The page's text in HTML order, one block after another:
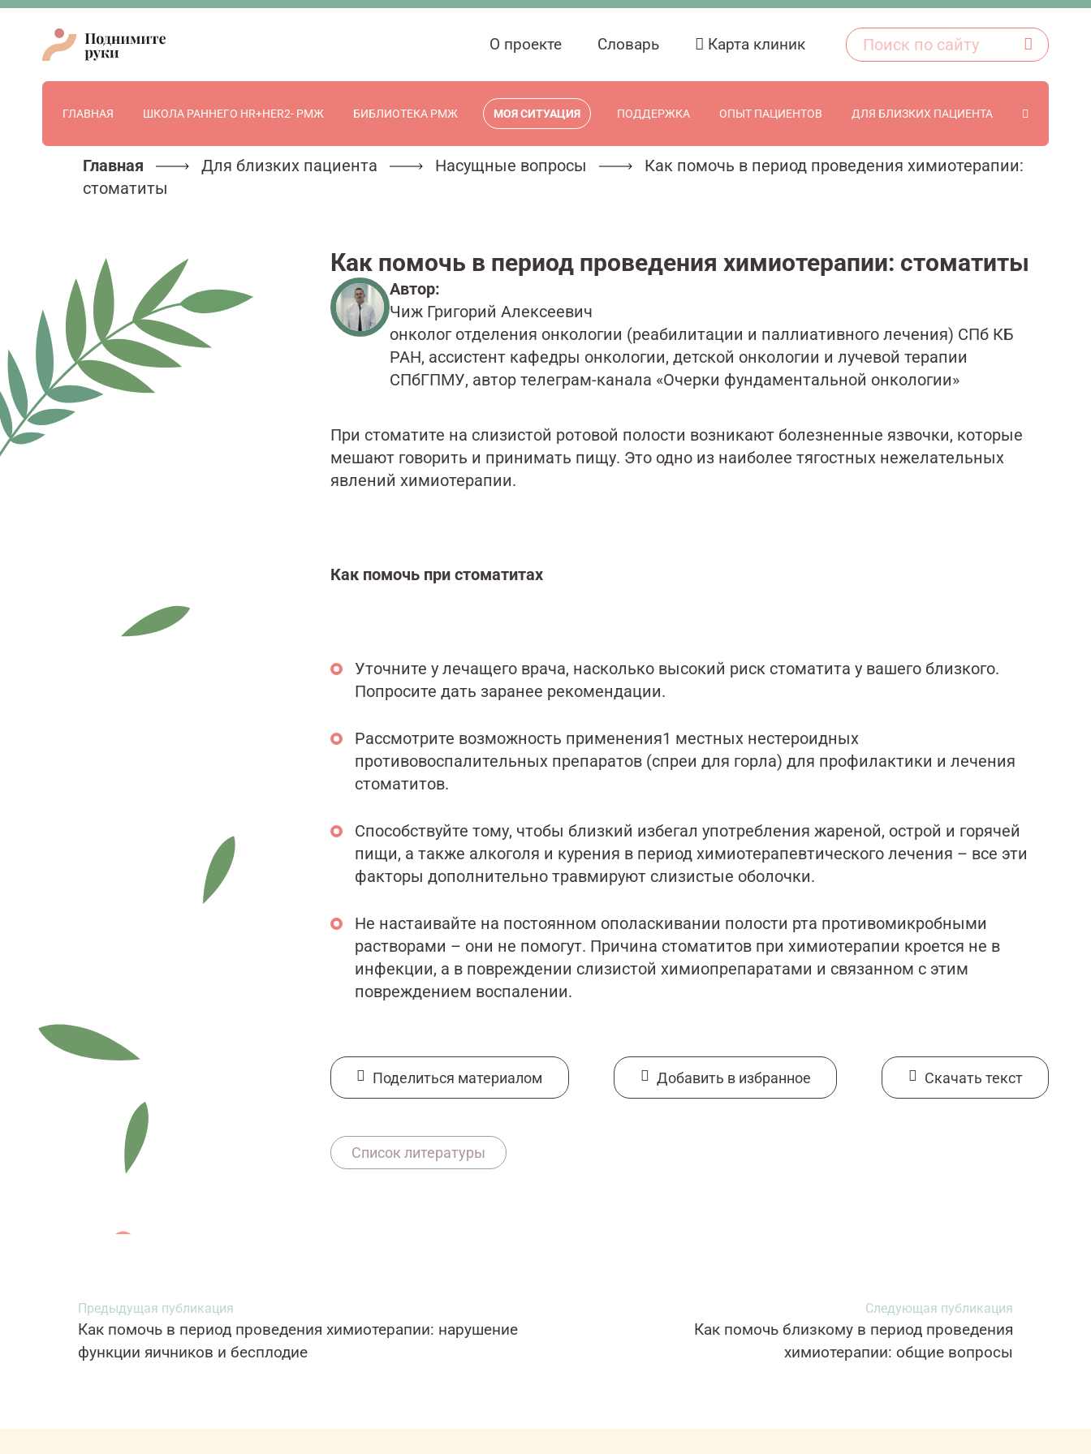
О проекте Словарь Карта клиник
ГЛАВНАЯ ШКОЛА РАННЕГО HR+HER2- РМЖ БИБЛИОТЕКА РМЖ МОЯ СИТУАЦИЯ ПОДДЕРЖКА ОПЫТ ПАЦИЕНТОВ ДЛЯ БЛИЗКИХ ПАЦИЕНТА
Главная Для близких пациента Насущные вопросы
Как помочь в период проведения химиотерапии:
стоматиты
Как помочь в период проведения химиотерапии: стоматиты
Автор:
Чиж Григорий Алексеевич
онколог отделения онкологии (реабилитации и паллиативного лечения) СПб КБ
РАН, ассистент кафедры онкологии, детской онкологии и лучевой терапии
СПбГПМУ, автор телеграм-канала «Очерки фундаментальной онкологии»
При стоматите на слизистой ротовой полости возникают болезненные язвочки, которые
мешают говорить и принимать пищу. Это одно из наиболее тягостных нежелательных
явлений химиотерапии.
Как помочь при стоматитах
Уточните у лечащего врача, насколько высокий риск стоматита у вашего близкого.
Попросите дать заранее рекомендации.
Рассмотрите возможность применения1 местных нестероидных
противовоспалительных препаратов (спреи для горла) для профилактики и лечения
стоматитов.
Способствуйте тому, чтобы близкий избегал употребления жареной, острой и горячей
пищи, а также алкоголя и курения в период химиотерапевтического лечения – все эти
факторы дополнительно травмируют слизистые оболочки.
Не настаивайте на постоянном ополаскивании полости рта противомикробными
растворами – они не помогут. Причина стоматитов при химиотерапии кроется не в
инфекции, а в повреждении слизистой химиопрепаратами и связанном с этим
повреждением воспалении.
Поделиться материалом Добавить в избранное Cкачать текст
https://pubmed.ncbi.nlm.nih.gov/33649918/
Список литературы
Предыдущая публикация
Как помочь в период проведения химиотерапии: нарушение
функции яичников и бесплодие
Следующая публикация
Как помочь близкому в период проведения
химиотерапии: общие вопросы